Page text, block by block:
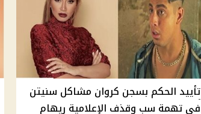
تأييد الحكم بسجن كروان مشاكل سنيتن
في تهمة سب وقذف الإعلامية ريهام